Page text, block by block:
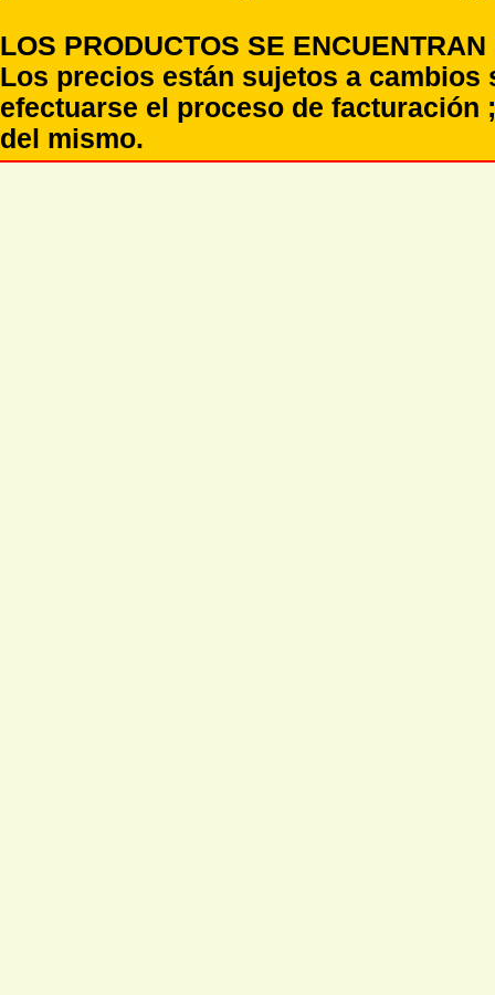
LOS PRODUCTOS SE
Los precios están sujetos a
efectuarse el proceso de
del mismo.